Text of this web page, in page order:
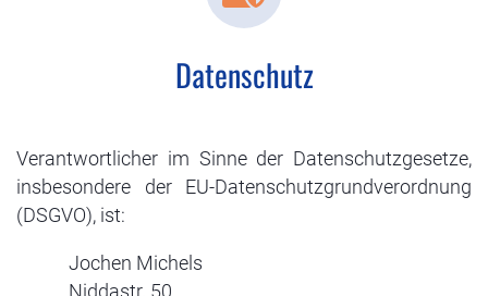
Datenschutz
Verantwortlicher im Sinne der Datenschutzgesetze,
insbesondere der EU-Daten­schutz­grund­verordnung
(DSGVO), ist:
Jochen Michels
Niddastr. 50